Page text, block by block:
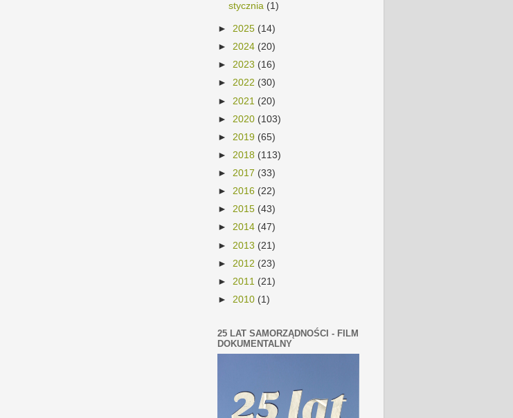
stycznia (1)
► 2025 (14)
► 2024 (20)
► 2023 (16)
► 2022 (30)
► 2021 (20)
► 2020 (103)
► 2019 (65)
► 2018 (113)
► 2017 (33)
► 2016 (22)
► 2015 (43)
► 2014 (47)
► 2013 (21)
► 2012 (23)
► 2011 (21)
► 2010 (1)
25 LAT SAMORZĄDNOŚCI - FILM
DOKUMENTALNY